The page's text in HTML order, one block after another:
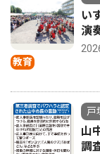
教育
い
演
戸
山
調